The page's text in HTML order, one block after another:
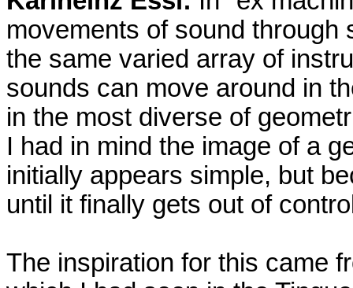
movements of sound
the same varied array of
sounds can move around in
in the most diverse of
I had in mind the image of a
initially appears simple, but
until it finally gets out of
The inspiration for this came